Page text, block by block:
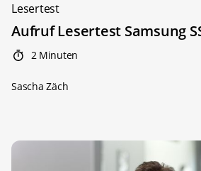
Lesertest
Aufruf Lesertest Samsung
2 Minuten
Sascha Zäch